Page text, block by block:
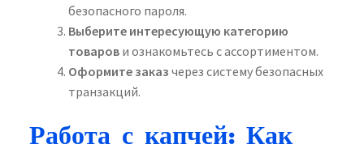
безопасного пароля.
Выберите интересующую категорию
товарови ознакомьтесь с ассортиментом.
Оформите заказ через систему безопасных
транзакций.
Работа с капчей: Как